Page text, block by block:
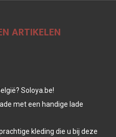
ARTIKELEN
Soloya.be!
met een handige lade
kleding die u bij deze